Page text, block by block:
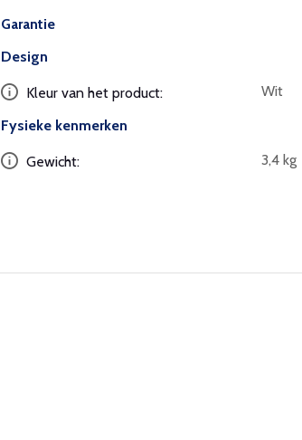
Garantie
Design
Kleur van het product:
Wit
Fysieke kenmerken
Gewicht: 3,4 kg